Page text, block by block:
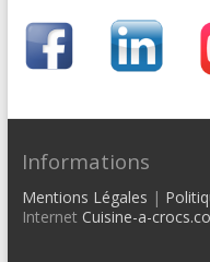
Informations
Mentions Légales |
Internet Cuisine-a-